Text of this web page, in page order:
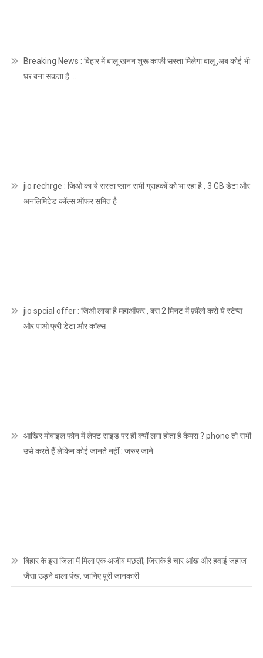
Breaking News : बिहार में बालू खनन शुरू काफी सस्ता मिलेगा बालू ,अब कोई भी
घर बना सकता है …
jio rechrge : जिओ का ये सस्ता प्लान सभी ग्राहकों को भा रहा है , 3 GB डेटा और
अनलिमिटेड कॉल्स ऑफर समित है
jio spcial offer : जिओ लाया है महाऑफर , बस 2 मिनट में फ़ॉलो करो ये स्टेप्स
और पाओ फ्री डेटा और कॉल्स
आखिर मोबाइल फोन में लेफ्ट साइड पर ही क्यों लगा होता है कैमरा ? phone तो सभी
उसे करते हैं लेकिन कोई जानते नहीं : जरुर जाने
बिहार के इस जिला में मिला एक अजीब मछली, जिसके है चार आंख और हवाई जहाज
जैसा उड़ने वाला पंख, जानिए पूरी जानकारी